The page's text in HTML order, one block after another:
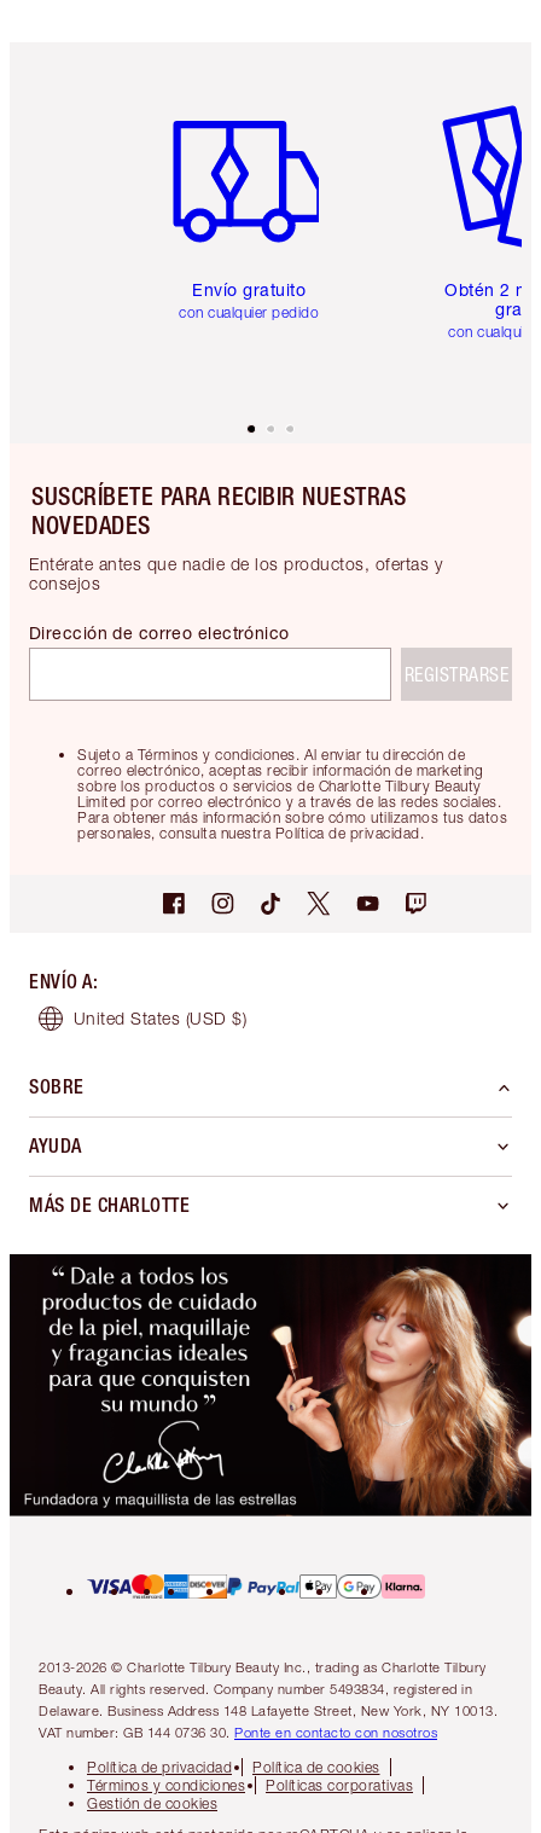
Envío gratuito
con cualquier pedido
Obtén 2
gratis
con
SUSCRÍBETE PARA RECIBIR NUESTRAS
NOVEDADES
Entérate antes que nadie de los productos, ofertas y
consejos
Sujeto a Términos y condiciones. Al enviar tu dirección de
correo electrónico, aceptas recibir información de marketing
sobre los productos o servicios de Charlotte Tilbury Beauty
Limited por correo electrónico y a través de las redes sociales.
Para obtener más información sobre cómo utilizamos tus datos
personales, consulta nuestra Política de privacidad.
Dirección de correo electrónico
REGISTRARSE
ENVÍO A:
United States (USD $)
SOBRE
AYUDA
MÁS DE CHARLOTTE
2013-2026 © Charlotte Tilbury Beauty Inc., trading as Charlotte Tilbury
Beauty. All rights reserved. Company number 5493834, registered in
Delaware. Business Address 148 Lafayette Street, New York, NY 10013.
VAT number: GB 144 0736 30. Ponte en contacto con nosotros
Política de privacidad
Política de cookies
Términos y condiciones
Políticas corporativas
Gestión de cookies